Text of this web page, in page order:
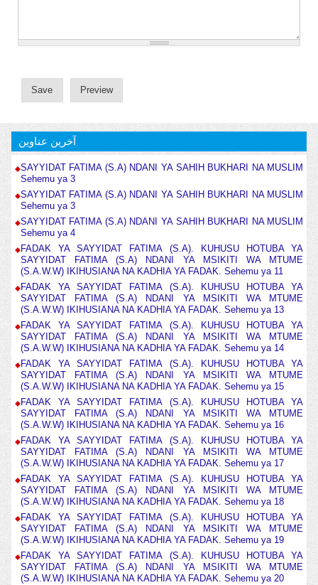
آخرین عناوین
SAYYIDAT FATIMA (S.A) NDANI YA SAHIH BUKHARI NA MUSLIM
Sehemu ya 3
SAYYIDAT FATIMA (S.A) NDANI YA SAHIH BUKHARI NA MUSLIM
Sehemu ya 3
SAYYIDAT FATIMA (S.A) NDANI YA SAHIH BUKHARI NA MUSLIM
Sehemu ya 4
FADAK YA SAYYIDAT FATIMA (S.A). KUHUSU HOTUBA YA
SAYYIDAT FATIMA (S.A) NDANI YA MSIKITI WA MTUME
(S.A.W.W) IKIHUSIANA NA KADHIA YA FADAK. Sehemu ya 11
FADAK YA SAYYIDAT FATIMA (S.A). KUHUSU HOTUBA YA
SAYYIDAT FATIMA (S.A) NDANI YA MSIKITI WA MTUME
(S.A.W.W) IKIHUSIANA NA KADHIA YA FADAK. Sehemu ya 13
FADAK YA SAYYIDAT FATIMA (S.A). KUHUSU HOTUBA YA
SAYYIDAT FATIMA (S.A) NDANI YA MSIKITI WA MTUME
(S.A.W.W) IKIHUSIANA NA KADHIA YA FADAK. Sehemu ya 14
FADAK YA SAYYIDAT FATIMA (S.A). KUHUSU HOTUBA YA
SAYYIDAT FATIMA (S.A) NDANI YA MSIKITI WA MTUME
(S.A.W.W) IKIHUSIANA NA KADHIA YA FADAK. Sehemu ya 15
FADAK YA SAYYIDAT FATIMA (S.A). KUHUSU HOTUBA YA
SAYYIDAT FATIMA (S.A) NDANI YA MSIKITI WA MTUME
(S.A.W.W) IKIHUSIANA NA KADHIA YA FADAK. Sehemu ya 16
FADAK YA SAYYIDAT FATIMA (S.A). KUHUSU HOTUBA YA
SAYYIDAT FATIMA (S.A) NDANI YA MSIKITI WA MTUME
(S.A.W.W) IKIHUSIANA NA KADHIA YA FADAK. Sehemu ya 17
FADAK YA SAYYIDAT FATIMA (S.A). KUHUSU HOTUBA YA
SAYYIDAT FATIMA (S.A) NDANI YA MSIKITI WA MTUME
(S.A.W.W) IKIHUSIANA NA KADHIA YA FADAK. Sehemu ya 18
FADAK YA SAYYIDAT FATIMA (S.A). KUHUSU HOTUBA YA
SAYYIDAT FATIMA (S.A) NDANI YA MSIKITI WA MTUME
(S.A.W.W) IKIHUSIANA NA KADHIA YA FADAK. Sehemu ya 19
FADAK YA SAYYIDAT FATIMA (S.A). KUHUSU HOTUBA YA
SAYYIDAT FATIMA (S.A) NDANI YA MSIKITI WA MTUME
(S.A.W.W) IKIHUSIANA NA KADHIA YA FADAK. Sehemu ya 20